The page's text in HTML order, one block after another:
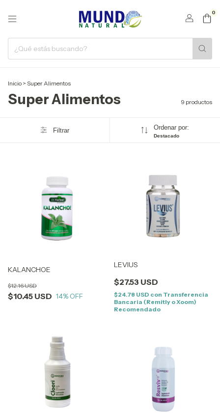
0
Inicio > Super Alimentos
Super Alimentos 9 productos
Filtrar Ordenar por:
Destacado
KALANCHOE
$10.45 USD
$12.16 USD
14% OFF
LEVIUS
$27.53 USD
$24.78 USD con Transferencia
Bancaria (Remitly o Xoom)
Recomendado